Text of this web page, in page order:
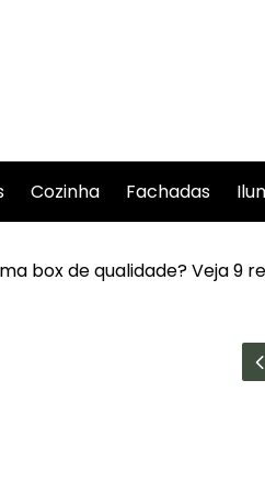
Cozinha Fachadas
box de qualidade? Veja 9